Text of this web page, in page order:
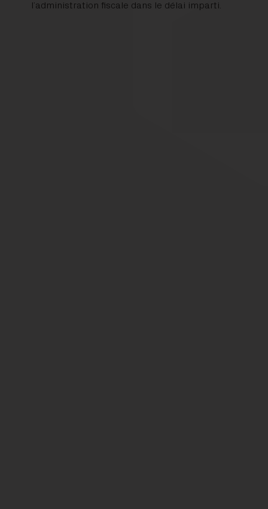
l’administration fiscale dans le délai imparti.